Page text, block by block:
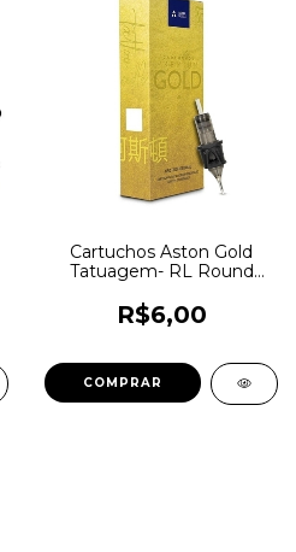
Cartuchos Aston Gold
Tatuagem- RL Round
R$6,00
COMPRAR